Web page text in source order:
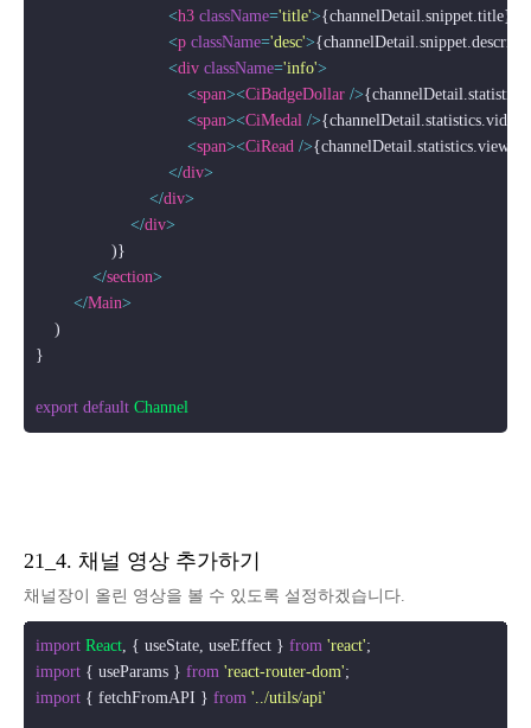
<h3 className='title'>{channelDetail.snippet.title}
<p className='desc'>
<div className='info'>
<span><CiBadgeDollar />
<span><CiMedal />
<span><CiRead />
</div>
</div>
</div>
                )}
</section>
</Main>
    )
}
export default Channel
21_4. 채널 영상 추가하기
채널장이 올린 영상을 볼 수 있도록 설정하겠습니다.
import React, { useState, useEffect } from 'react'
import { useParams } from 'react-router-dom'
import { fetchFromAPI } from '../utils/api'